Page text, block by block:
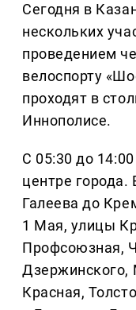
Сегодня в
нескольких
проведением
велоспорту
проходят в
Иннополисе.
С 05:30 до
центре города.
Галеева до
1 Мая, улицы
Профсоюзная,
Дзержинского,
Красная,